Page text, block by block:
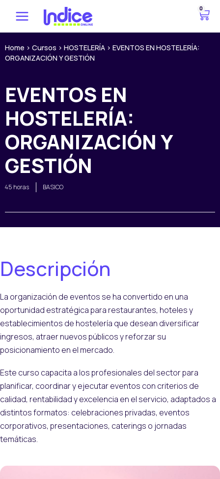
contenido
0
C
a
r
Home > Cursos > HOSTELERÍA > EVENTOS EN HOSTELERÍA:
ORGANIZACIÓN Y GESTIÓN
EVENTOS EN
HOSTELERÍA:
ORGANIZACIÓN Y
GESTIÓN
45 horas BASICO
Descripción
La organización de eventos se ha convertido en una
oportunidad estratégica para restaurantes, hoteles y
establecimientos de hostelería que desean diversificar
ingresos, atraer nuevos públicos y reforzar su
posicionamiento en el mercado.
Este curso capacita a los profesionales del sector para
planificar, coordinar y ejecutar eventos con criterios de
calidad, rentabilidad y excelencia en el servicio, adaptados a
distintos formatos: celebraciones privadas, eventos
corporativos, presentaciones, caterings o jornadas
temáticas.